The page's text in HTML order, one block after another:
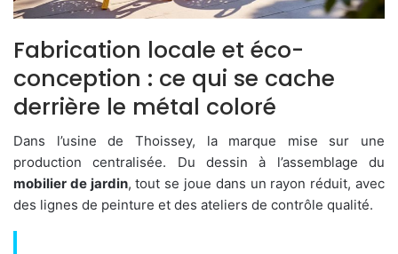
Fabrication locale et éco-
conception : ce qui se cache
derrière le métal coloré
Dans l’usine de Thoissey, la marque mise sur une
production centralisée. Du dessin à l’assemblage du
mobilier de jardin, tout se joue dans un rayon réduit, avec
des lignes de peinture et des ateliers de contrôle qualité.